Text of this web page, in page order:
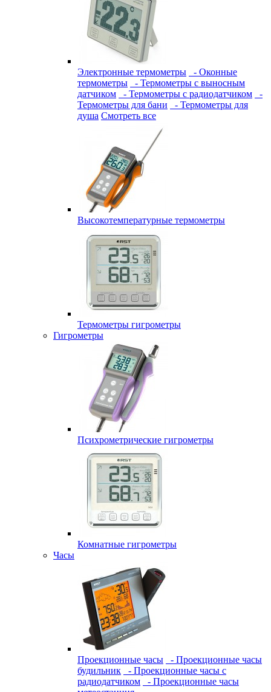
Электронные термометры
- Оконные
термометры
- Термометры с выносным
датчиком
- Термометры с радиодатчиком
-
Термометры для бани
- Термометры для
душа Смотреть все
Высокотемпературные термометры
Термометры гигрометры
Гигрометры
Психрометрические гигрометры
Комнатные гигрометры
Часы
Проекционные часы
- Проекционные часы
будильник
- Проекционные часы с
радиодатчиком
- Проекционные часы